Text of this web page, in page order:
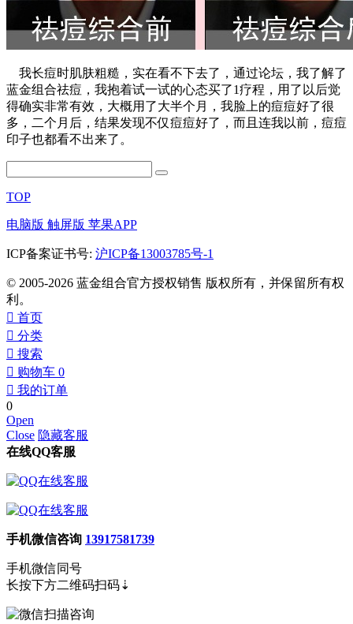
我长痘时肌肤粗糙，实在看不下去了，通过论坛，我了解了
蓝金组合祛痘，我抱着试一试的心态买了1疗程，用了以后觉
得确实非常有效，大概用了大半个月，我脸上的痘痘好了很
多，二个月后，结果发现不仅痘痘好了，而且连我以前，痘痘
印子也都看不出来了。
TOP
电脑版 触屏版 苹果APP
ICP备案证书号: 沪ICP备13003785号-1
© 2005-2026 蓝金组合官方授权销售 版权所有，并保留所有权
利。
󰀁 首页
󰀂 分类
󰀃 搜索
󰀄 购物车 0
󰀅 我的订单
0
Open
Close 隐藏客服
在线QQ客服
手机微信咨询 13917581739
手机微信同号
长按下方二维码扫码⇣